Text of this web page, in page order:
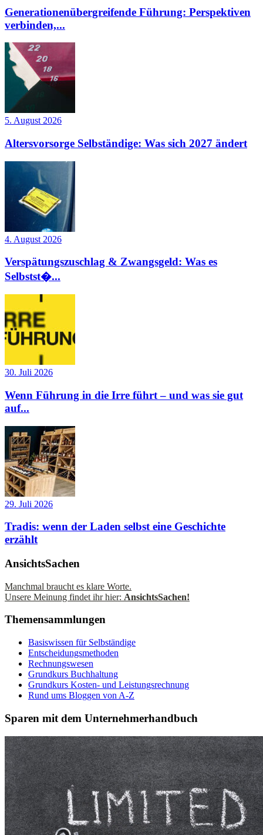
Generationenübergreifende Führung: Perspektiven
verbinden,...
5. August 2026
Altersvorsorge Selbständige: Was sich 2027 ändert
4. August 2026
Verspätungszuschlag & Zwangsgeld: Was es
Selbstst�...
30. Juli 2026
Wenn Führung in die Irre führt – und was sie gut
auf...
29. Juli 2026
Tradis: wenn der Laden selbst eine Geschichte
erzählt
AnsichtsSachen
Manchmal braucht es klare Worte.
Unsere Meinung findet ihr hier: AnsichtsSachen!
Themensammlungen
Basiswissen für Selbständige
Entscheidungsmethoden
Rechnungswesen
Grundkurs Buchhaltung
Grundkurs Kosten- und Leistungsrechnung
Rund ums Bloggen von A-Z
Sparen mit dem Unternehmerhandbuch